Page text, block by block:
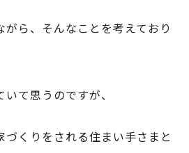
ら、そんなことを考えており
て思うのですが、
づくりをされる住まい手さまと